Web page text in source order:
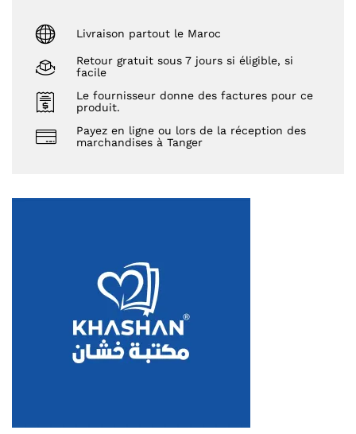
Livraison partout le Maroc
Retour gratuit sous 7 jours si éligible, si
facile
Le fournisseur donne des factures pour ce
produit.
Payez en ligne ou lors de la réception des
marchandises à Tanger